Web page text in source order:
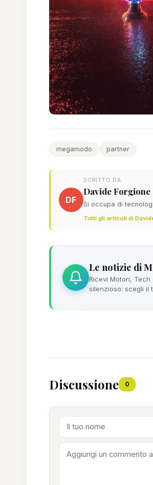
megamodo partner
DF
SCRITTO DA
Davide Forgione
Si occupa di
Tutti gli articoli di
Le notizie di
Ricevi Motori,
silenzioso: scegli il
Discussione 0